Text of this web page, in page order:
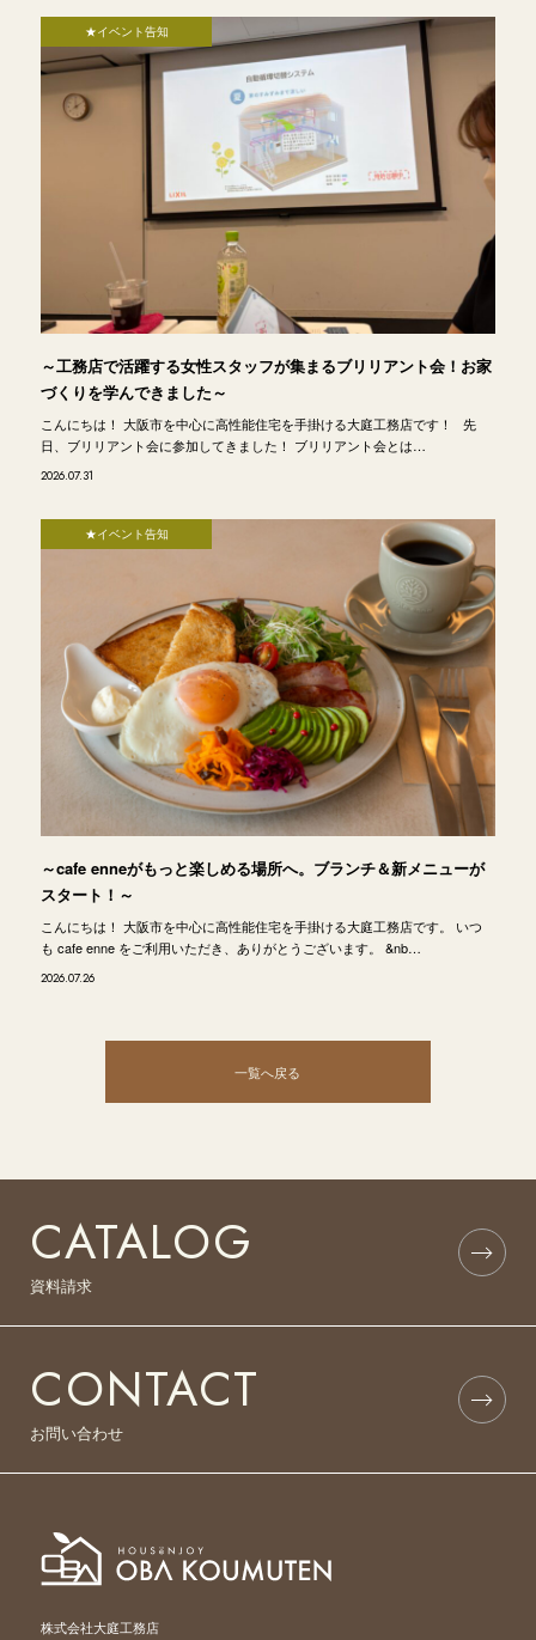
★イベント告知
～工務店で活躍する女性スタッフが集まるブリリアント会！お家
づくりを学んできました～
こんにちは！ 大阪市を中心に高性能住宅を手掛ける大庭工務店です！ 先
日、ブリリアント会に参加してきました！ ブリリアント会とは…
2026.07.31
★イベント告知
～cafe enneがもっと楽しめる場所へ。ブランチ＆新メニューが
スタート！～
こんにちは！ 大阪市を中心に高性能住宅を手掛ける大庭工務店です。 いつ
も cafe enne をご利用いただき、ありがとうございます。 &nb…
2026.07.26
一覧へ戻る
CATALOG
資料請求
CONTACT
お問い合わせ
株式会社大庭工務店